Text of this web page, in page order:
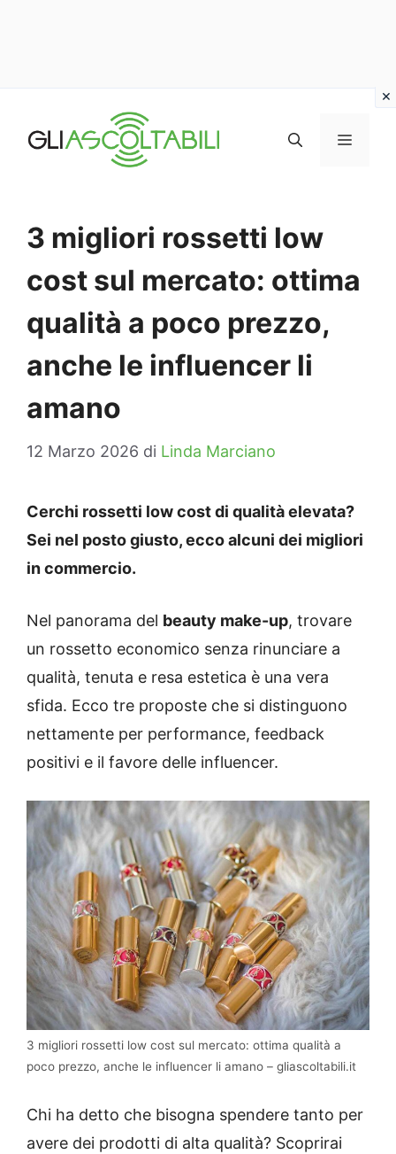
MENU
3 migliori rossetti low
cost sul mercato: ottima
qualità a poco prezzo,
anche le influencer li
amano
12 Marzo 2026 di Linda Marciano
Cerchi rossetti low cost di qualità elevata?
Sei nel posto giusto, ecco alcuni dei migliori
in commercio.
Nel panorama del beauty make-up, trovare
un rossetto economico senza rinunciare a
qualità, tenuta e resa estetica è una vera
sfida. Ecco tre proposte che si distinguono
nettamente per performance, feedback
positivi e il favore delle influencer.
3 migliori rossetti low cost sul mercato: ottima qualità a
poco prezzo, anche le influencer li amano – gliascoltabili.it
Chi ha detto che bisogna spendere tanto per
avere dei prodotti di alta qualità? Scoprirai